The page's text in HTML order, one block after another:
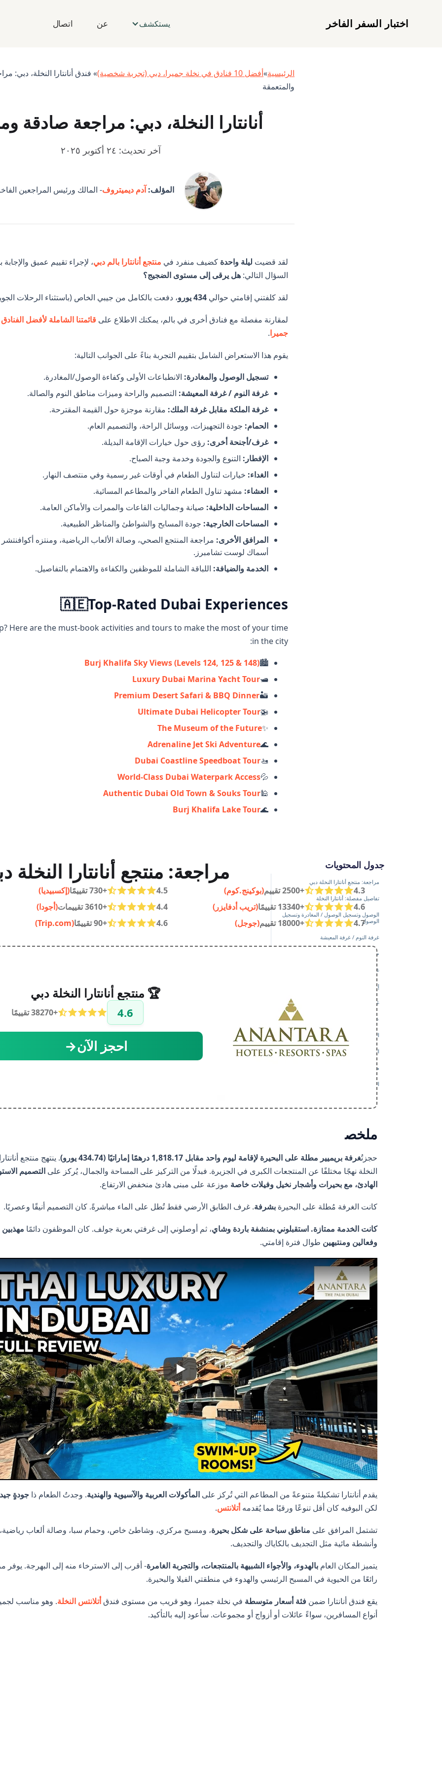
اختبار السفر الفاخر يستكشف عن اتصال
الرئيسية»أفضل 10 فنادق في نخلة جميرا، دبي (تجربة شخصية)
» فندق أنانتارا النخلة، دبي:
والمتعمقة
أنانتارا النخلة، دبي: مراجعة صادقة
آخر تحديث: ٢٤ أكتوبر ٢٠٢٥
المؤلف: آدم ديميتروف- المالك ورئيس المراجعين
لقد قضيت ليلة واحدة كضيف منفرد في منتجع أنانتارا بالم دبي، لإجراء تقييم عميق
السؤال التالي:هل يرقى إلى مستوى الضجيج؟
لقد كلفتني إقامتي حوالي434 يورو ، دفعت بالكامل من جيبي الخاص (باستثناء الرحلات
لمقارنة مفصلة مع فنادق أخرى في بالم، يمكنك الاطلاع علىقائمتنا الشاملة لأفضل
جميرا.
يقوم هذا الاستعراض الشامل بتقييم التجربة بناءً على الجوانب التالية:
تسجيل الوصول والمغادرة: الانطباعات الأولى وكفاءة الوصول/المغادرة.
غرفة النوم / غرفة المعيشة: التصميم والراحة وميزات مناطق النوم والصالة.
غرفة الملكة مقابل غرفة الملك: مقارنة موجزة حول القيمة المقترحة.
الحمام: جودة التجهيزات، ووسائل الراحة، والتصميم العام.
غرف/أجنحة أخرى: رؤى حول خيارات الإقامة البديلة.
الإفطار: التنوع والجودة وخدمة وجبة الصباح.
الغداء: خيارات لتناول الطعام في أوقات غير رسمية وفي منتصف النهار.
العشاء: مشهد تناول الطعام الفاخر والمطاعم المسائية.
المساحات الداخلية: صيانة وجماليات القاعات والممرات والأماكن العامة.
المساحات الخارجية: جودة المسابح والشواطئ والمناظر الطبيعية.
المرافق الأخرى: مراجعة المنتجع الصحي، وصالة الألعاب الرياضية، ومنتزه
أسماك لوست تشامبرز.
الخدمة والضيافة: اللباقة الشاملة للموظفين والكفاءة والاهتمام بالتفاصيل.
🇦🇪Top-Rated Dubai Experiences
Here are the must-book activities and tours to make the most of your time
in the city:
🏙️
Burj Khalifa Sky Views (Levels 124, 125 & 148)
🛥️
Luxury Dubai Marina Yacht Tour
🏜️
Premium Desert Safari & BBQ Dinner
🚁
Ultimate Dubai Helicopter Tour
✨
The Museum of the Future
🌊
Adrenaline Jet Ski Adventure
🚤
Dubai Coastline Speedboat Tour
💦
World-Class Dubai Waterpark Access
🕌
Authentic Dubai Old Town & Souks Tour
🌊
Burj Khalifa Lake Tour
جدول المحتويات
مراجعة: منتجع أنانتارا النخلة دبي
تفاصيل مفصلة: أنانتارا النخلة
الوصول وتسجيل الوصول / المغادرة وتسجيل
الوصول
غرفة النوم / غرفة المعيشة
حمام
غرف/أجنحة أخرى
إفطار
غداء
عشاء
المناطق الداخلية
المناطق الخارجية
مرافق أخرى
الخدمة والضيافة
مراجعة: منتجع أنانتارا النخلة
+2500 تقييم (بوكينج.كوم) 4.3 +730 تقييمًا (إكسبيديا)
4.5
+13340 تقييمًا
(تريب أدفايزر) 4.6 +3610 تقييمات (أجودا)
4.4
+18000 تقييم
(جوجل) 4.7 +90 تقييمًا (Trip.com) 4.6
🏆 منتجع أنانتارا النخلة دبي
4.6 +38270 تقييمًا
احجز الآن→
ملخص
حجزتُغرفة بريميير مطلة على البحيرة لإقامة ليوم واحد مقابل 1,818.17 درهمًا إماراتيًا (434.74 يورو)
. ينتهج منتجع
النخلة نهجًا مختلفًا عن المنتجعات الكبرى في الجزيرة. فبدلًا من التركيز على المساحة والجمال، يُركز على التصميم
الهادئ، مع بحيرات وأشجار نخيل وفيلات خاصة موزعة على مبنى هادئ منخفض الارتفاع.
كانت الغرفة مُطلة على البحيرة بشرفة. غرف الطابق الأرضي فقط تُطل على الماء مباشرةً. كان التصميم أنيقًا وعصريًا.
كانت الخدمة ممتازة. استقبلوني بمنشفة باردة وشاي، ثم أوصلوني إلى غرفتي بعربة جولف. كان الموظفون دائمًا مهذبين
وفعالين ومنتبهين طوال فترة إقامتي.
يقدم أنانتارا تشكيلةً متنوعةً من المطاعم التي تُركز على المأكولات العربية والآسيوية والهندية. وجدتُ الطعام ذا جودةٍ
لكن البوفيه كان أقل تنوعًا ورقيًا مما يُقدمهأتلانتس.
تشتمل المرافق على مناطق سباحة على شكل بحيرة، ومسبح مركزي، وشاطئ خاص، وحمام سبا، وصالة ألعاب رياضية،
وأنشطة مائية مثل التجديف بالكاياك والتجديف.
يتميز المكان العام بالهدوء، والأجواء الشبيهة بالمنتجعات، والتجربة الغامرة- أقرب إلى الاسترخاء منه إلى البهرجة. يوفر
رائعًا من الحيوية في المسبح الرئيسي والهدوء في منطقتي الفيلا والبحيرة.
يقع فندق أنانتارا ضمن فئة أسعار متوسطة في نخلة جميرا، وهو قريب من مستوى فندقأتلانتس النخلة. وهو مناسب
أنواع المسافرين، سواءً عائلات أو أزواج أو مجموعات. سأعود إليه بالتأكيد.